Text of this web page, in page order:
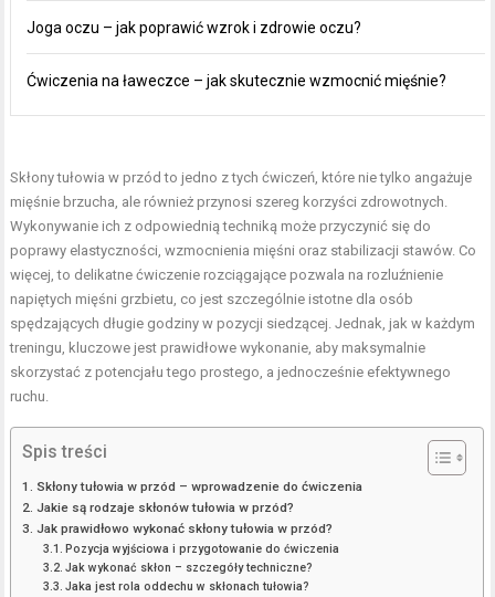
Joga oczu – jak poprawić wzrok i zdrowie oczu?
Ćwiczenia na ławeczce – jak skutecznie wzmocnić mięśnie?
Skłony tułowia w przód to jedno z tych ćwiczeń, które nie tylko angażuje
mięśnie brzucha, ale również przynosi szereg korzyści zdrowotnych.
Wykonywanie ich z odpowiednią techniką może przyczynić się do
poprawy elastyczności, wzmocnienia mięśni oraz stabilizacji stawów. Co
więcej, to delikatne ćwiczenie rozciągające pozwala na rozluźnienie
napiętych mięśni grzbietu, co jest szczególnie istotne dla osób
spędzających długie godziny w pozycji siedzącej. Jednak, jak w każdym
treningu, kluczowe jest prawidłowe wykonanie, aby maksymalnie
skorzystać z potencjału tego prostego, a jednocześnie efektywnego
ruchu.
Spis treści
Skłony tułowia w przód – wprowadzenie do ćwiczenia
Jakie są rodzaje skłonów tułowia w przód?
Jak prawidłowo wykonać skłony tułowia w przód?
Pozycja wyjściowa i przygotowanie do ćwiczenia
Jak wykonać skłon – szczegóły techniczne?
Jaka jest rola oddechu w skłonach tułowia?